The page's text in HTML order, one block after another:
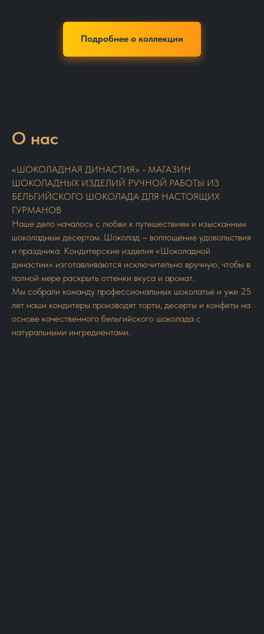
Подробнее о коллекции
О нас
«ШОКОЛАДНАЯ ДИНАСТИЯ» - МАГАЗИН
ШОКОЛАДНЫХ ИЗДЕЛИЙ РУЧНОЙ РАБОТЫ ИЗ
БЕЛЬГИЙСКОГО ШОКОЛАДА ДЛЯ НАСТОЯЩИХ
ГУРМАНОВ
Наше дело началось с любви к путешествиям и изысканным
шоколадным десертам. Шоколад – воплощение удовольствия
и праздника. Кондитерские изделия «Шоколадной
династии» изготавливаются исключительно вручную, чтобы в
полной мере раскрыть оттенки вкуса и аромат.
Мы собрали команду профессиональных шоколатье и уже 25
лет наши кондитеры производят торты, десерты и конфеты на
основе качественного бельгийского шоколада с
натуральными ингредиентами.